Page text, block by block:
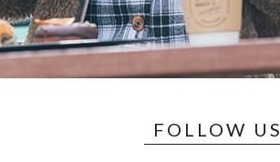
FOLLOW US